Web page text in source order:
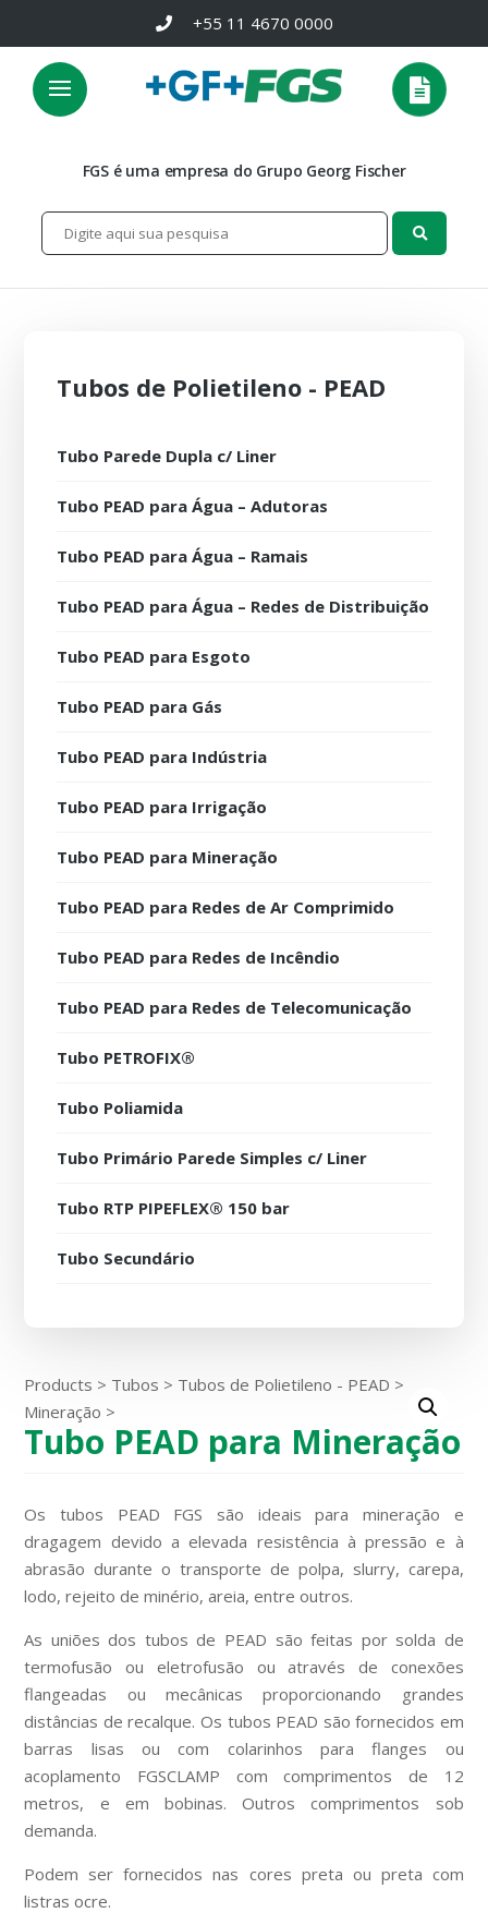
+55 11 4670 0000
FGS é uma empresa do Grupo Georg Fischer
Tubos de Polietileno - PEAD
Tubo Parede Dupla c/ Liner
Tubo PEAD para Água – Adutoras
Tubo PEAD para Água – Ramais
Tubo PEAD para Água – Redes de Distribuição
Tubo PEAD para Esgoto
Tubo PEAD para Gás
Tubo PEAD para Indústria
Tubo PEAD para Irrigação
Tubo PEAD para Mineração
Tubo PEAD para Redes de Ar Comprimido
Tubo PEAD para Redes de Incêndio
Tubo PEAD para Redes de Telecomunicação
Tubo PETROFIX®
Tubo Poliamida
Tubo Primário Parede Simples c/ Liner
Tubo RTP PIPEFLEX® 150 bar
Tubo Secundário
Products > Tubos > Tubos de Polietileno - PEAD >
Mineração >
Tubo PEAD para Mineração
Os tubos PEAD FGS são ideais para mineração e
dragagem devido a elevada resistência à pressão e à
abrasão durante o transporte de polpa, slurry, carepa,
lodo, rejeito de minério, areia, entre outros.
As uniões dos tubos de PEAD são feitas por solda de
termofusão ou eletrofusão ou através de conexões
flangeadas ou mecânicas proporcionando grandes
distâncias de recalque. Os tubos PEAD são fornecidos em
barras lisas ou com colarinhos para flanges ou
acoplamento FGSCLAMP com comprimentos de 12
metros, e em bobinas. Outros comprimentos sob
demanda.
Podem ser fornecidos nas cores preta ou preta com
listras ocre.